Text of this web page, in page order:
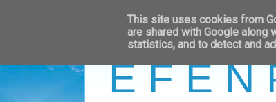
E F E
This site uses cookies from
are shared with Google along
statistics, and to detect and